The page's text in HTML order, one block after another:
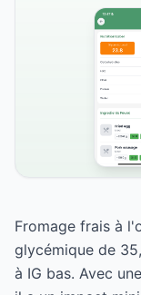
Fromage frais à
glycémique de
à IG bas. Avec